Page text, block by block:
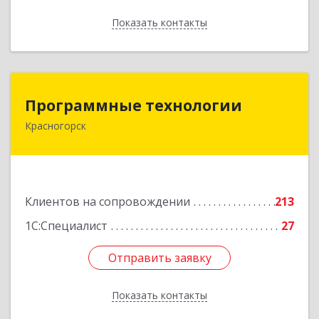
Показать контакты
Назад
Программные технологии
Красногорск
Клиентов на сопровождении
213
1С:Специалист
27
Отправить заявку
Показать контакты
143408, Московская обл, Красногорский р-н,
Отправить заявку
Назад